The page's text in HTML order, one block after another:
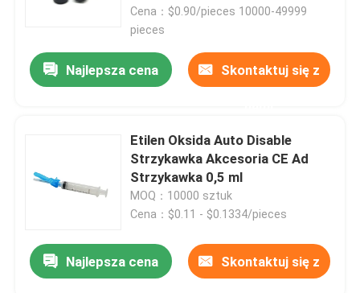
Dom
Cena：$0.90/pieces 10000-49999
pieces
Najlepsza cena Skontaktuj się z
Etilen Oksida Auto Disable
Strzykawka Akcesoria CE Ad
Strzykawka 0,5 ml
MOQ：10000 sztuk
Cena：$0.11 - $0.1334/pieces
Najlepsza cena Skontaktuj się z